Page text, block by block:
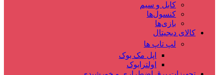
کابل و سیم
کنسول‌ها
بازی‌ها
کالای دیجیتال
لپ تاپ ها
اپل مک بوک
اولترابوک